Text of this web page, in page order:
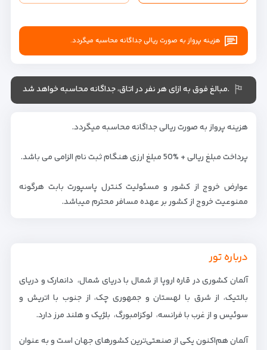
هزینه پرواز به صورت ریالی جداگانه محاسبه میگردد.
.مبالغ فوق به ازای هر نفر در اتاق، جداگانه محاسبه خواهد شد
هزینه پرواز به صورت ریالی جداگانه محاسبه میگردد.
پرداخت مبلغ ریالی + %50 مبلغ ارزی هنگام ثبت نام الزامی می باشد.
عوارض خروج از کشور و مسئولیت کنترل پاسپورت بابت هرگونه
ممنوعیت خروج از کشور بر عهده مسافر محترم میباشد.
درباره تور
آلمان کشوری در قاره اروپا از شمال با دریای شمال، دانمارک و دریای
بالتیک، از شرق با لهستان و جمهوری چک، از جنوب با اتریش و
سوئیس و از غرب با فرانسه، لوکزامبورگ، بلژیک و هلند مرز دارد.
آلمان هم‌اکنون یکی از صنعتی‌ترین کشور‌های جهان است و به عنوان